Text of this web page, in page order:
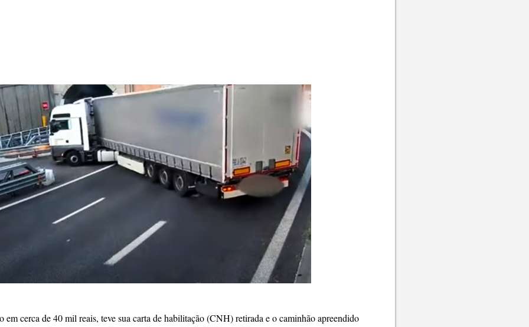
cerca de 40 mil reais, teve sua carta de habilitação (CNH) retirada e o caminhão apreendido